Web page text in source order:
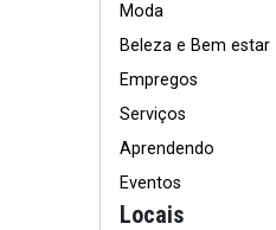
Moda
Beleza e Bem estar
Empregos
Serviços
Aprendendo
Eventos
Locais